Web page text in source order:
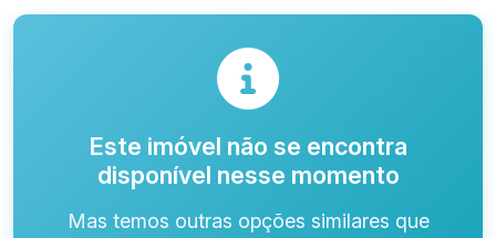
Este imóvel não se encontra
disponível nesse momento
Mas temos outras opções similares que